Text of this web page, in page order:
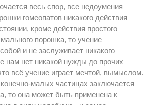
весь спор, все недоумения
гомеопатов никакого действия
кроме действия простого
порошка, то учение
и не заслуживает никакого
нам нет никакой нужды до прочих
всё учение играет мечтой, вымыслом.
малых частицах заключается
то она может быть применена к